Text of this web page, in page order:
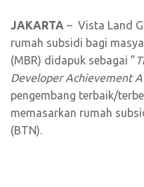
JAKARTA – Vista Land
rumah subsidi bagi
(MBR) didapuk sebagai ”
Developer Achievement
pengembang terbaik/
memasarkan rumah
(BTN).